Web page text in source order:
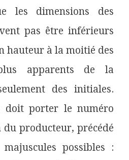
les dimensions des
pas être inférieurs
hauteur à la moitié des
apparents de la
des initiales.
doit porter le numéro
producteur, précédé
possibles :